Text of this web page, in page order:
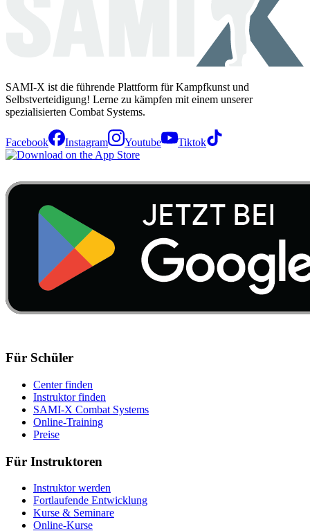
SAMI-X ist die führende Plattform für Kampfkunst und
Selbstverteidigung! Lerne zu kämpfen mit einem unserer
spezialisierten Combat Systems.
Facebook Instagram Youtube Tiktok
Für Schüler
Center finden
Instruktor finden
SAMI-X Combat Systems
Online-Training
Preise
Für Instruktoren
Instruktor werden
Fortlaufende Entwicklung
Kurse & Seminare
Online-Kurse